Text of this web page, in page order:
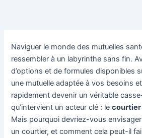
Naviguer le monde des mutuelles
ressembler à un labyrinthe sans fin.
d’options et de formules disponibles
une mutuelle adaptée à vos besoins
rapidement devenir un véritable
qu’intervient un acteur clé : lecourtier
Mais pourquoi devriez-vous
un courtier, et comment cela peut-il